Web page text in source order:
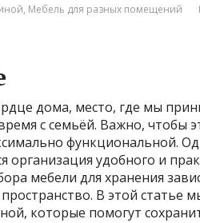
, Мебель для разных помещений
дома, место, где мы
с семьёй. Важно, чтобы
функциональной.
организация удобного и
мебели для хранения
В этой
которые помогут